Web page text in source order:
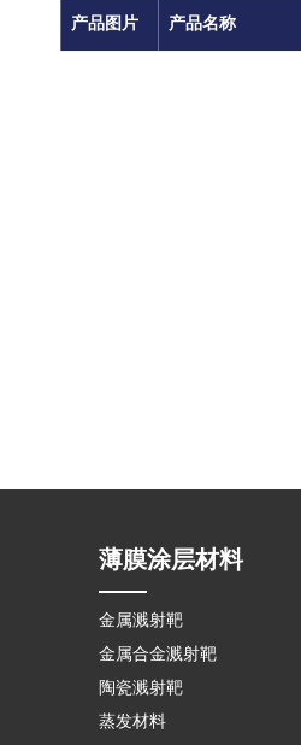
产品图片 产品名称
薄膜涂层材料
金属溅射靶
金属合金溅射靶
陶瓷溅射靶
蒸发材料